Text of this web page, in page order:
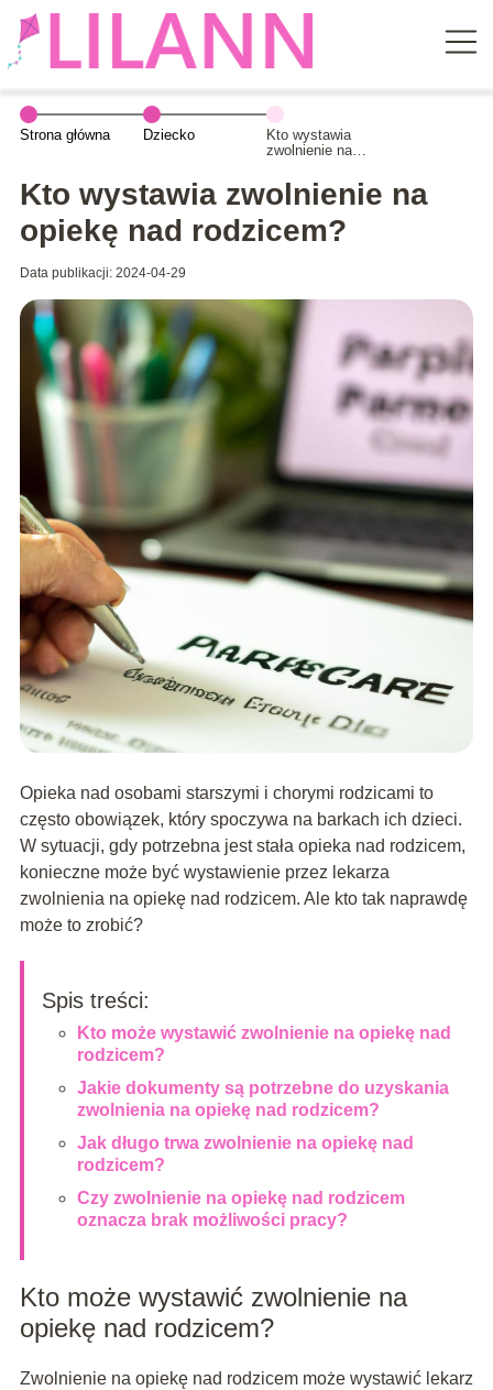
Strona główna Dziecko
Kto wystawia
zwolnienie na
rodzicem?
Kto wystawia zwolnienie na
opiekę nad rodzicem?
Data publikacji: 2024-04-29
Opieka nad osobami starszymi i chorymi rodzicami to
często obowiązek, który spoczywa na barkach ich dzieci.
W sytuacji, gdy potrzebna jest stała opieka nad rodzicem,
konieczne może być wystawienie przez lekarza
zwolnienia na opiekę nad rodzicem. Ale kto tak naprawdę
może to zrobić?
Spis treści:
Kto może wystawić zwolnienie na opiekę nad
rodzicem?
Jakie dokumenty są potrzebne do uzyskania
zwolnienia na opiekę nad rodzicem?
Jak długo trwa zwolnienie na opiekę nad
rodzicem?
Czy zwolnienie na opiekę nad rodzicem
oznacza brak możliwości pracy?
Kto może wystawić zwolnienie na
opiekę nad rodzicem?
Zwolnienie na opiekę nad rodzicem może wystawić lekarz